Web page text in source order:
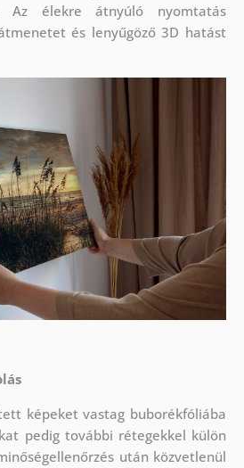
Az élekre átnyúló nyomtatás
és lenyűgöző 3D hatást
képeket vastag buborékfóliába
pedig további rétegekkel külön
után közvetlenül